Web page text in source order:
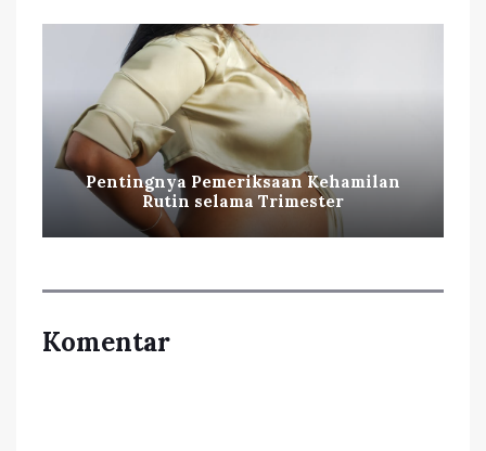
Pentingnya Pemeriksaan Kehamilan
Rutin selama Trimester
Komentar